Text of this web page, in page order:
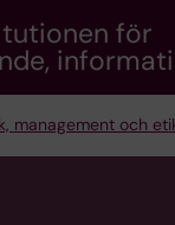
för
management och